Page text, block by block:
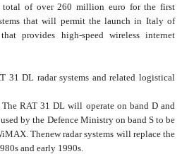
total of over 260 million euro for the first
that will permit the launch in Italy of
provides high-speed wireless internet
31 DL radar systems and related logistical
RAT 31 DL will operate on band D and
by the Defence Ministry on band S to be
Thenew radar systems will replace the
and early 1990s.